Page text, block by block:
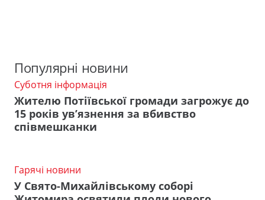
Популярні новини
Суботня інформація
Жителю Потіївської громади загрожує до
15 років ув’язнення за вбивство
співмешканки
Гарячі новини
У Свято-Михайлівському соборі